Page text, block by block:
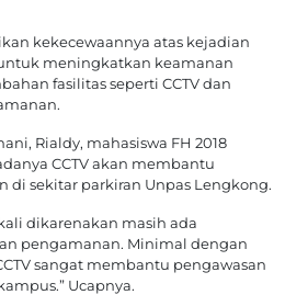
kekecewaannya atas kejadian
meningkatkan keamanan
fasilitas seperti CCTV dan
Rialdy, mahasiswa FH 2018
CCTV akan membantu
di sekitar parkiran Unpas Lengkong.
dikarenakan masih ada
pengamanan. Minimal dengan
sangat membantu pengawasan
Ucapnya.